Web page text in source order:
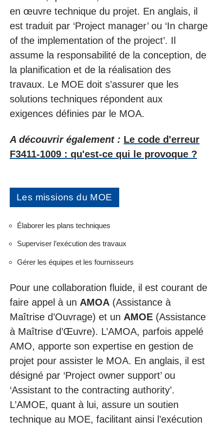
en œuvre technique du projet. En anglais, il
est traduit par ‘Project manager’ ou ‘In charge
of the implementation of the project’. Il
assume la responsabilité de la conception, de
la planification et de la réalisation des
travaux. Le MOE doit s’assurer que les
solutions techniques répondent aux
exigences définies par le MOA.
A découvrir également : Le code d'erreur
F3411-1009 : qu'est-ce qui le provoque ?
Les missions du MOE
Élaborer les plans techniques
Superviser l’exécution des travaux
Gérer les équipes et les fournisseurs
Pour une collaboration fluide, il est courant de
faire appel à un AMOA (Assistance à
Maîtrise d’Ouvrage) et un AMOE (Assistance
à Maîtrise d’Œuvre). L’AMOA, parfois appelé
AMO, apporte son expertise en gestion de
projet pour assister le MOA. En anglais, il est
désigné par ‘Project owner support’ ou
‘Assistant to the contracting authority’.
L’AMOE, quant à lui, assure un soutien
technique au MOE, facilitant ainsi l’exécution